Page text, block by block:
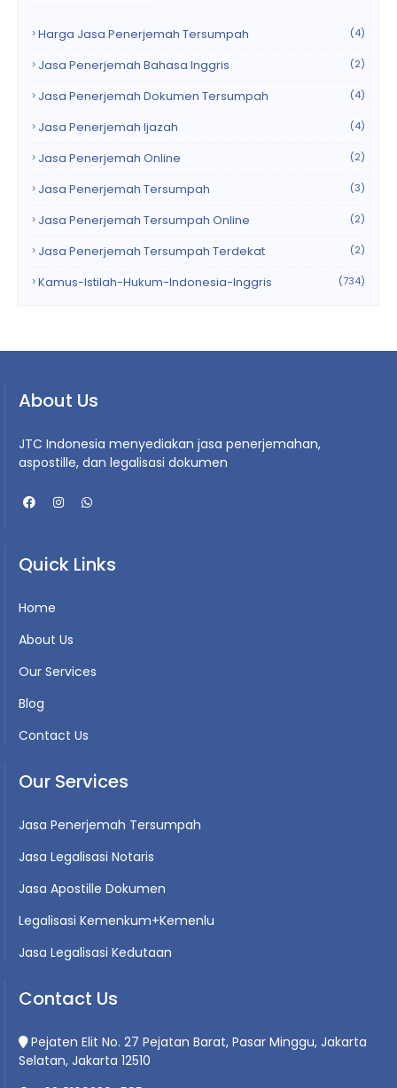
Harga Jasa Penerjemah Tersumpah (4)
Jasa Penerjemah Bahasa Inggris (2)
Jasa Penerjemah Dokumen Tersumpah (4)
Jasa Penerjemah Ijazah (4)
Jasa Penerjemah Online (2)
Jasa Penerjemah Tersumpah (3)
Jasa Penerjemah Tersumpah Online (2)
Jasa Penerjemah Tersumpah Terdekat (2)
Kamus-Istilah-Hukum-Indonesia-Inggris (734)
About Us
JTC Indonesia menyediakan jasa penerjemahan,
aspostille, dan legalisasi dokumen
Quick Links
Home
About Us
Our Services
Blog
Contact Us
Our Services
Jasa Penerjemah Tersumpah
Jasa Legalisasi Notaris
Jasa Apostille Dokumen
Legalisasi Kemenkum+Kemenlu
Jasa Legalisasi Kedutaan
Contact Us
Pejaten Elit No. 27 Pejatan Barat, Pasar Minggu, Jakarta
Selatan, Jakarta 12510